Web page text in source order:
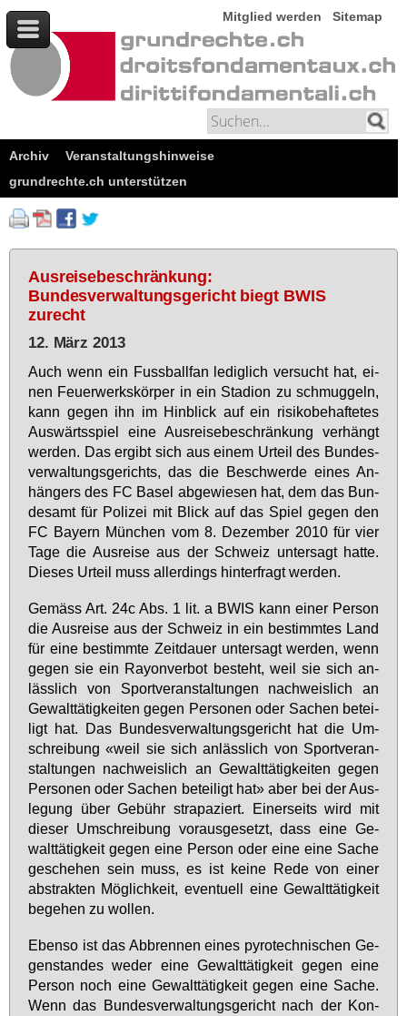
Mitglied werden Sitemap
Archiv
Veranstaltungshinweise
grundrechte.ch unterstützen
Ausreisebeschränkung:
Bundesverwaltungsgericht biegt BWIS
zurecht
12. März 2013
Auch wenn ein Fuss­ball­fan le­dig­lich ver­sucht hat, ei­
nen Feu­er­werks­kör­per in ein Sta­di­on zu schmug­geln,
kann ge­gen ihn im Hin­blick auf ein ri­si­ko­be­haf­te­tes
Aus­wärts­spiel ei­ne Aus­rei­se­be­schrän­kung ver­hängt
wer­den. Das er­gibt sich aus ei­nem Ur­teil des Bun­des­
ver­wal­tungs­ge­richts, das die Be­schwer­de ei­nes An­
hän­gers des FC Ba­sel ab­ge­wie­sen hat, dem das Bun­
des­amt für Po­li­zei mit Blick auf das Spiel ge­gen den
FC Bay­ern Mün­chen vom 8. De­zem­ber 2010 für vier
Ta­ge die Aus­rei­se aus der Schweiz un­ter­sagt hat­te.
Die­ses Ur­teil muss al­ler­dings hin­ter­fragt wer­den.
Ge­mäss Art. 24c Abs. 1 lit. a BWIS kann ei­ner Per­son
die Aus­rei­se aus der Schweiz in ein be­stimm­tes Land
für ei­ne be­stimm­te Zeit­dau­er un­ter­sagt wer­den, wenn
ge­gen sie ein Rayon­ver­bot be­steht, weil sie sich an­
läss­lich von Sport­ver­an­stal­tun­gen nach­weis­lich an
Ge­walt­tä­tig­kei­ten ge­gen Per­so­nen oder Sa­chen be­tei­
ligt hat. Das Bun­des­ver­wal­tungs­ge­richt hat die Um­
schrei­bung «weil sie sich an­läss­lich von Sport­ver­an­
stal­tun­gen nach­weis­lich an Ge­walt­tä­tig­kei­ten ge­gen
Per­so­nen oder Sa­chen be­tei­ligt hat» aber bei der Aus­
le­gung über Ge­bühr stra­pa­ziert. Ei­ner­seits wird mit
die­ser Um­schrei­bung vor­aus­ge­setzt, dass ei­ne Ge­
walt­tä­tig­keit ge­gen ei­ne Per­son oder ei­ne ei­ne Sa­che
ge­sche­hen sein muss, es ist kei­ne Re­de von ei­ner
abs­trak­ten Mög­lich­keit, even­tu­ell ei­ne Ge­walt­tä­tig­keit
be­ge­hen zu wol­len.
Eben­so ist das Ab­bren­nen ei­nes py­ro­tech­ni­schen Ge­
gen­stan­des we­der ei­ne Ge­walt­tä­tig­keit ge­gen ei­ne
Per­son noch ei­ne Ge­walt­tä­tig­keit ge­gen ei­ne Sa­che.
Wenn das Bun­des­ver­wal­tungs­ge­richt nach der Kon­